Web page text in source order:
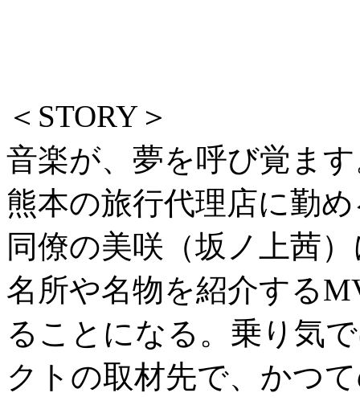
＜STORY＞
音楽が、夢を呼び覚ま
熊本の旅行代理店に勤
同僚の美咲（坂ノ上茜
名所や名物を紹介する
ることになる。乗り気
クトの取材先で、かつ